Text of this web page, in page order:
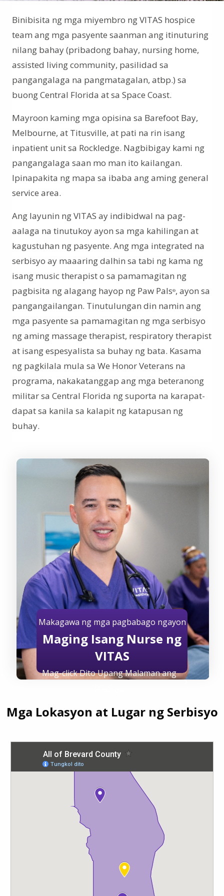
Binibisita ng mga miyembro ng VITAS hospice
team ang mga pasyente saanman ang itinuturing
nilang bahay (pribadong bahay, nursing home,
assisted living community, pasilidad sa
pangangalaga na pangmatagalan, atbp.) sa
buong Central Florida at sa Space Coast.
Mayroon kaming mga opisina sa Barefoot Bay,
Melbourne, at Titusville, at pati na rin isang
inpatient unit sa Rockledge. Nagbibigay kami ng
pangangalaga saan mo man ito kailangan.
Ipinapakita ng mapa sa ibaba ang aming general
service area.
Ang layunin ng VITAS ay indibidwal na pag-
aalaga na tinutukoy ayon sa mga kahilingan at
kagustuhan ng pasyente. Ang mga integrated na
serbisyo ay maaaring dalhin sa tabi ng kama ng
isang music therapist o sa pamamagitan ng
pagbisita ng alagang hayop ng Paw Pals®, ayon sa
pangangailangan. Tinutulungan din namin ang
mga pasyente sa pamamagitan ng mga serbisyo
ng aming massage therapist, respiratory therapist
at isang espesyalista sa buhay ng bata. Kasama
ng pagkilala mula sa We Honor Veterans na
programa, nakakatanggap ang mga beteranong
militar sa Central Florida ng suporta na karapat-
dapat sa kanila sa kalapit ng katapusan ng
buhay.
Makagawa ng mga pagbabago ngayon
Maging Isang Nurse ng
VITAS
Mag-click Dito Upang Malaman ang
Mga Lokasyon at Lugar ng Serbisyo